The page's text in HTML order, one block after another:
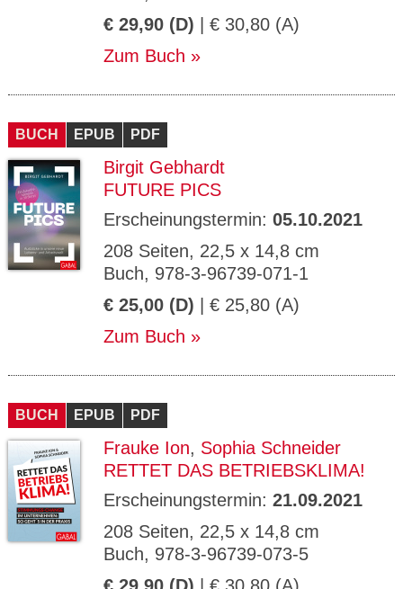
€ 29,90 (D) | € 30,80 (A)
Zum Buch
BUCH EPUB PDF
Birgit Gebhardt
FUTURE PICS
Erscheinungstermin: 05.10.2021
208 Seiten, 22,5 x 14,8 cm
Buch, 978-3-96739-071-1
€ 25,00 (D) | € 25,80 (A)
Zum Buch
BUCH EPUB PDF
Frauke Ion, Sophia Schneider
RETTET DAS BETRIEBSKLIMA!
Erscheinungstermin: 21.09.2021
208 Seiten, 22,5 x 14,8 cm
Buch, 978-3-96739-073-5